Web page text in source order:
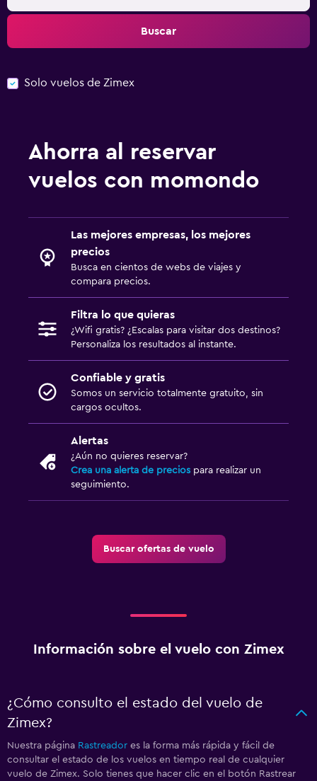
Buscar
Solo vuelos de Zimex
Ahorra al reservar
vuelos con momondo
Las mejores empresas, los mejores
precios
Busca en cientos de webs de viajes y
compara precios.
Filtra lo que quieras
¿Wifi gratis? ¿Escalas para visitar dos destinos?
Personaliza los resultados al instante.
Confiable y gratis
Somos un servicio totalmente gratuito, sin
cargos ocultos.
Alertas
¿Aún no quieres reservar?
Crea una alerta de precios para realizar un
seguimiento.
Buscar ofertas de vuelo
Información sobre el vuelo con Zimex
¿Cómo consulto el estado del vuelo de
Zimex?
Nuestra página Rastreador es la forma más rápida y fácil de
consultar el estado de los vuelos en tiempo real de cualquier
vuelo de Zimex. Solo tienes que hacer clic en el botón Rastrear